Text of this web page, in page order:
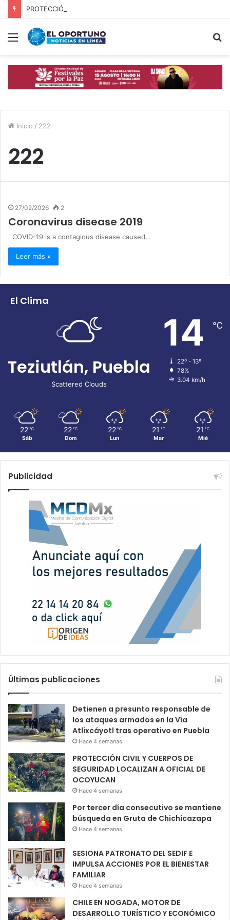
Menú
Inicio / 222
222
27/02/2026 2
Coronavirus disease 2019
COVID-19 is a contagious disease caused…
Leer más »
El Clima
Teziutlán, Puebla
Scattered Clouds
14 ℃
22º - 13º
78%
3.04 km/h
22 ℃
Sáb
22 ℃
Dom
22 ℃
Lun
21 ℃
Mar
21 ℃
Mié
Publicidad
Últimas publicaciones
Detienen a presunto responsable de
los ataques armados en la Vía
Atlixcáyotl tras operativo en Puebla
Hace 4 semanas
PROTECCIÓN CIVIL Y CUERPOS DE
SEGURIDAD LOCALIZAN A OFICIAL DE
OCOYUCAN
Hace 4 semanas
Por tercer día consecutivo se mantiene
búsqueda en Gruta de Chichicazapa
Hace 4 semanas
SESIONA PATRONATO DEL SEDIF E
IMPULSA ACCIONES POR EL BIENESTAR
FAMILIAR
Hace 4 semanas
CHILE EN NOGADA, MOTOR DE
DESARROLLO TURÍSTICO Y ECONÓMICO